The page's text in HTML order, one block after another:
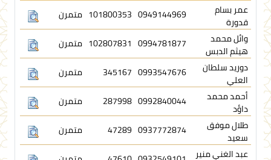
عمر بسام
قدورة
0949144969
101800353 متمرن
وائل محمد
هيثم الدبس
0994781877
102807831 متمرن
دوريد سلطان
العلي
0993547676
345167
متمرن
أحمد محمد
داؤد
0992840044
287998
متمرن
طلال موفق
سعيد
0937772874
47289
متمرن
عبد الغني منير